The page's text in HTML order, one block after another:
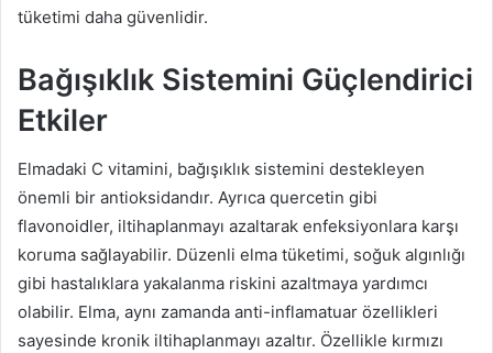
tüketimi daha güvenlidir.
Bağışıklık Sistemini Güçlendirici
Etkiler
Elmadaki C vitamini, bağışıklık sistemini destekleyen
önemli bir antioksidandır. Ayrıca quercetin gibi
flavonoidler, iltihaplanmayı azaltarak enfeksiyonlara karşı
koruma sağlayabilir. Düzenli elma tüketimi, soğuk algınlığı
gibi hastalıklara yakalanma riskini azaltmaya yardımcı
olabilir. Elma, aynı zamanda anti-inflamatuar özellikleri
sayesinde kronik iltihaplanmayı azaltır. Özellikle kırmızı